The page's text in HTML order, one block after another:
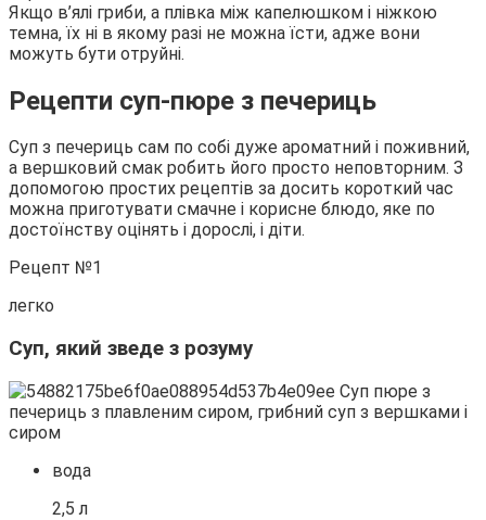
Якщо в’ялі гриби, а плівка між капелюшком і ніжкою
темна, їх ні в якому разі не можна їсти, адже вони
можуть бути отруйні.
Рецепти суп-пюре з печериць
Суп з печериць сам по собі дуже ароматний і поживний,
а вершковий смак робить його просто неповторним. З
допомогою простих рецептів за досить короткий час
можна приготувати смачне і корисне блюдо, яке по
достоїнству оцінять і дорослі, і діти.
Рецепт №1
легко
Суп, який зведе з розуму
вода
2,5 л